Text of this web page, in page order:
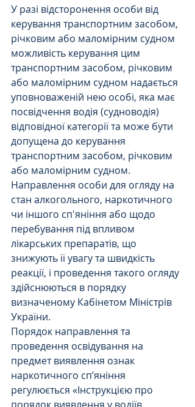
У разі відсторонення особи від
керування транспортним засобом,
річковим або маломірним судном
можливість керування цим
транспортним засобом, річковим
або маломірним судном надається
уповноваженій нею особі, яка має
посвідчення водія (судноводія)
відповідної категорії та може бути
допущена до керування
транспортним засобом, річковим
або маломірним судном.
Направлення особи для огляду на
стан алкогольного, наркотичного
чи іншого сп'яніння або щодо
перебування під впливом
лікарських препаратів, що
знижують її увагу та швидкість
реакції, і проведення такого огляду
здійснюються в порядку
визначеному Кабінетом Міністрів
України.
Порядок направлення та
проведення освідування на
предмет виявлення ознак
наркотичного сп’яніння
регулюється «Інструкцією про